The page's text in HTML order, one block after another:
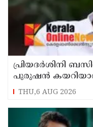
പ്രിയദർശിനി
പുരുഷൻ കയറിയാൽ
എംഎൻ കാരശ്ശേരി
THU,6 AUG 2026